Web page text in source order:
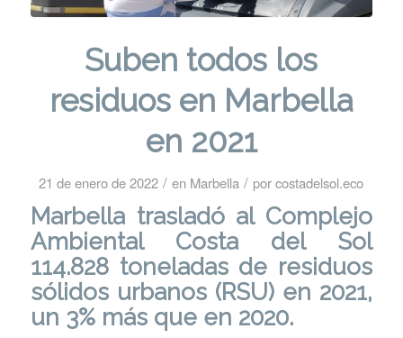
Suben todos los
residuos en Marbella
en 2021
21 de enero de 2022 / en Marbella / porcostadelsol.eco
Marbella trasladó al Complejo
Ambiental Costa del Sol
114.828 toneladas de residuos
sólidos urbanos (RSU) en 2021,
un 3% más que en 2020.